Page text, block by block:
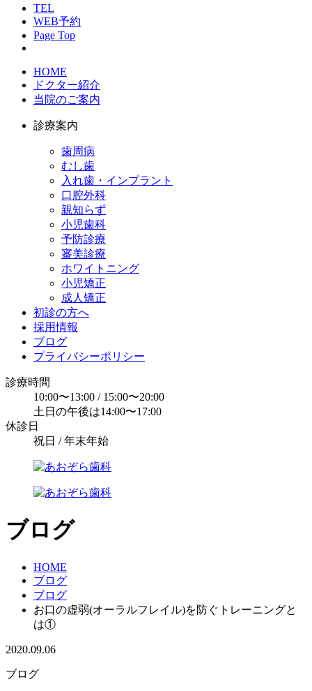
TEL
WEB予約
Page Top
HOME
ドクター紹介
当院のご案内
診療案内
歯周病
むし歯
入れ歯・インプラント
口腔外科
親知らず
小児歯科
予防診療
審美診療
ホワイトニング
小児矯正
成人矯正
初診の方へ
採用情報
ブログ
プライバシーポリシー
診療時間
10:00〜13:00 / 15:00〜20:00
土日の午後は14:00〜17:00
休診日
祝日 / 年末年始
ブログ
HOME
ブログ
ブログ
お口の虚弱(オーラルフレイル)を防ぐトレーニングと
は①
2020.09.06
ブログ